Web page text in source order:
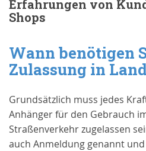
Erfahrungen von
Shops
Wann benötigen
Zulassung in
Grundsätzlich muss jedes
Anhänger für den Gebrauch
Straßenverkehr zugelassen
auch Anmeldung genannt